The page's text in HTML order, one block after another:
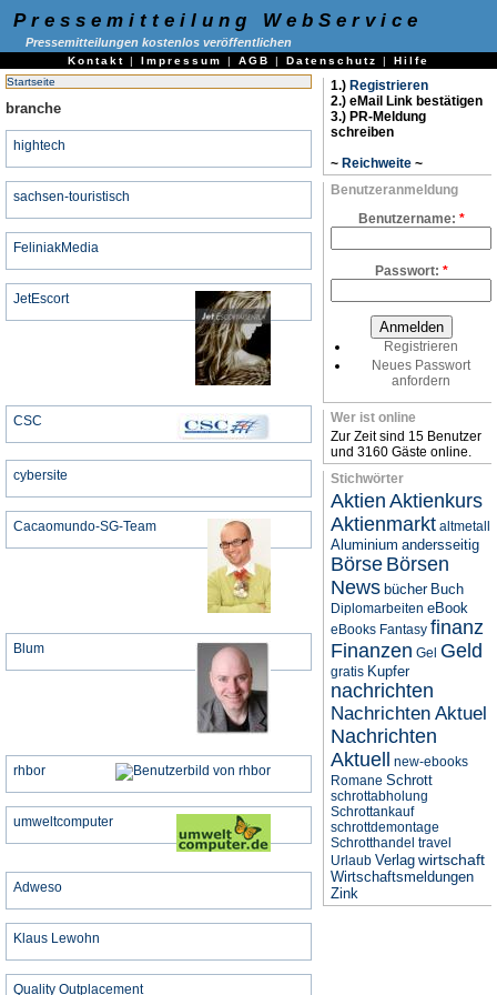
Pressemitteilung WebService
Pressemitteilungen kostenlos veröffentlichen
Kontakt | Impressum | AGB | Datenschutz | Hilfe
Startseite
branche
hightech
sachsen-touristisch
FeliniakMedia
JetEscort
CSC
cybersite
Cacaomundo-SG-Team
Blum
rhbor
umweltcomputer
Adweso
Klaus Lewohn
Quality Outplacement
1.) Registrieren
2.) eMail Link bestätigen
3.) PR-Meldung
schreiben
~ Reichweite ~
Benutzeranmeldung
Benutzername: *
Passwort: *
Registrieren
Neues Passwort
anfordern
Wer ist online
Zur Zeit sind 15 Benutzer
und 3160 Gäste online.
Stichwörter
Aktien Aktienkurs
Aktienmarkt altmetall
Aluminium andersseitig
Börse Börsen
News bücher Buch
Diplomarbeiten eBook
eBooks Fantasy finanz
Finanzen Gel Geld
gratis Kupfer
nachrichten
Nachrichten Aktuel
Nachrichten
Aktuell
new-ebooks
Romane Schrott
schrottabholung
Schrottankauf
schrottdemontage
Schrotthandel travel
Urlaub Verlag wirtschaft
Wirtschaftsmeldungen
Zink